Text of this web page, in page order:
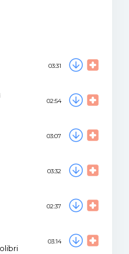
03:31
02:54
03:07
03:32
02:37
03:14